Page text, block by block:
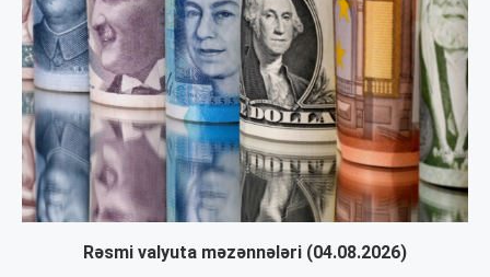
Rəsmi valyuta məzənnələri (04.08.2026)